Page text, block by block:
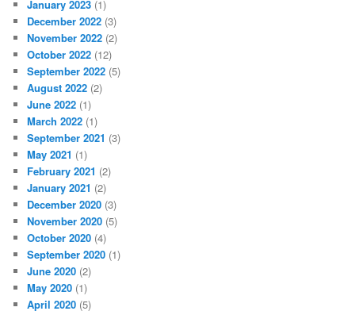
January 2023 (1)
December 2022 (3)
November 2022 (2)
October 2022 (12)
September 2022 (5)
August 2022 (2)
June 2022 (1)
March 2022 (1)
September 2021 (3)
May 2021 (1)
February 2021 (2)
January 2021 (2)
December 2020 (3)
November 2020 (5)
October 2020 (4)
September 2020 (1)
June 2020 (2)
May 2020 (1)
April 2020 (5)